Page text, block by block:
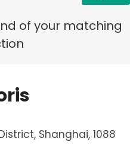
of your matching
District, Shanghai,